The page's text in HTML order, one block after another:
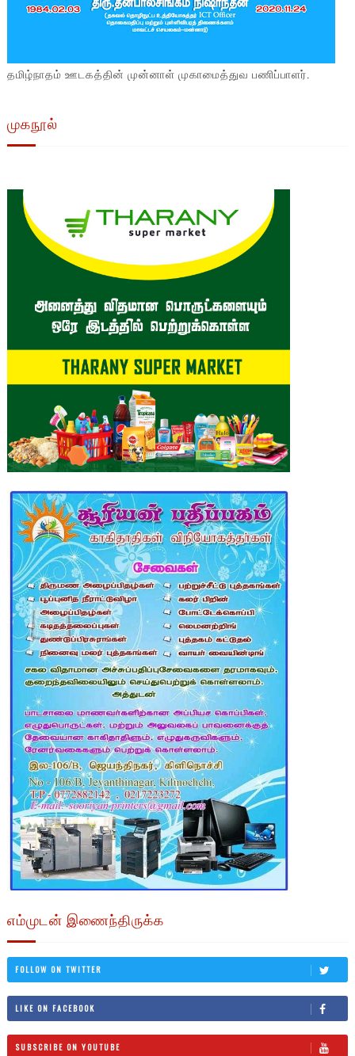
தமிழ்நாதம் ஊடகத்தின் முன்னாள் முகாமைத்துவ பணிப்பாளர்.
முகநூல்
எம்முடன் இணைந்திருக்க
FOLLOW ON TWITTER
LIKE ON FACEBOOK
SUBSCRIBE ON YOUTUBE